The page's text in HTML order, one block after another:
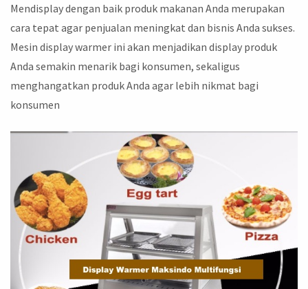
Mendisplay dengan baik produk makanan Anda merupakan
cara tepat agar penjualan meningkat dan bisnis Anda sukses.
Mesin display warmer ini akan menjadikan display produk
Anda semakin menarik bagi konsumen, sekaligus
menghangatkan produk Anda agar lebih nikmat bagi
konsumen